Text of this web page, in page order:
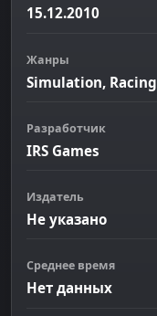
15.12.2010
Жанры
Simulation, Racing
Разработчик
IRS Games
Издатель
Не указано
Среднее время
Нет данных